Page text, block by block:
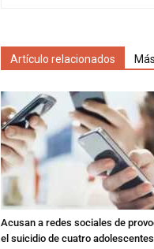
Artículo relacionados
Acusan a redes sociales de
el suicidio de cuatro